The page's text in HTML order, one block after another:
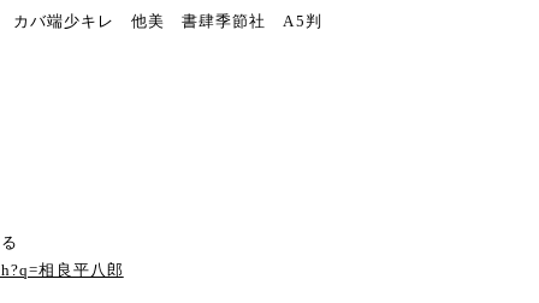
ー カバ端少キレ 他美 書肆季節社 A5判
相良平八郎